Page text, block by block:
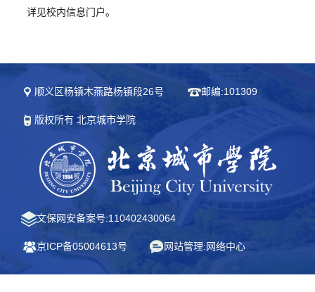
详见校内信息门户。
顺义区杨镇木燕路杨镇段26号 邮编:101309
版权所有 北京城市学院
文保网安备案号:110402430064
京ICP备05004613号 网站管理:网络中心